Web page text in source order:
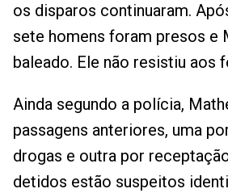
os disparos continuaram.
sete homens foram presos e
baleado. Ele não resistiu aos
Ainda segundo a polícia,
passagens anteriores, uma
drogas e outra por
detidos estão suspeitos